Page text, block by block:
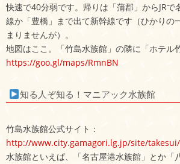
快速で40分弱です。帰りは「蒲郡」からJRで
線か「豊橋」まで出て新幹線です（ひかりの
まりませんが）。
地図はここ。「竹島水族館」の隣に「ホテル
https://goo.gl/maps/RmnBN
知る人ぞ知る！マニアック水族館
竹島水族館公式サイト：
http://www.city.gamagori.lg.jp/site/takesui/
水族館といえば、「名古屋港水族館」とか「